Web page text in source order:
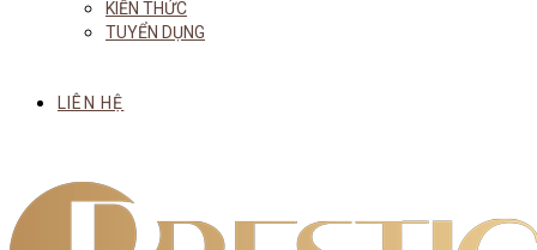
KIẾN THỨC
TUYỂN DỤNG
LIÊN HỆ